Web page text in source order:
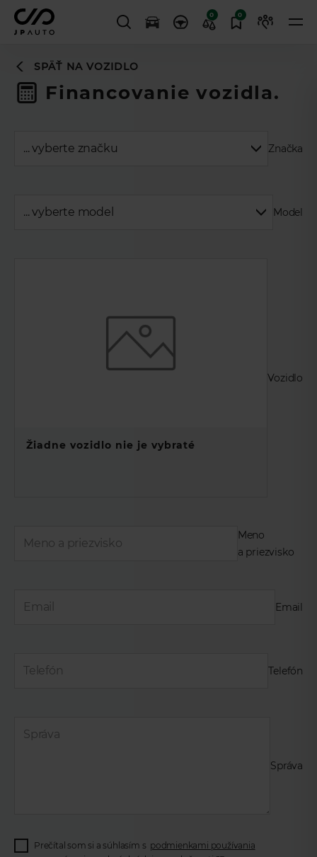
0 0
SPÄŤ NA VOZIDLO
Financovanie vozidla.
Značka
Model
Žiadne vozidlo nie je vybraté
Vozidlo
Meno
a priezvisko
Email
Telefón
Správa
Prečítal som si a súhlasím s podmienkami používania